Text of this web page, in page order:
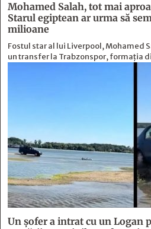
Mohamed Salah, tot mai
Starul egiptean ar urma să
milioane
Fostul star al lui Liverpool, Mohamed
un transfer la Trabzonspor, formația
Un șofer a intrat cu un Logan